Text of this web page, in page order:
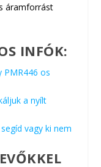
áramforrást
INFÓK:
PMR446 os
a nyílt
vagy ki nem